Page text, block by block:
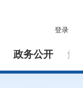
登录
政务公开 解